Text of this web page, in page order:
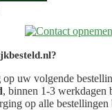
op uw volgende
, binnen 1-3 werkdagen
op alle